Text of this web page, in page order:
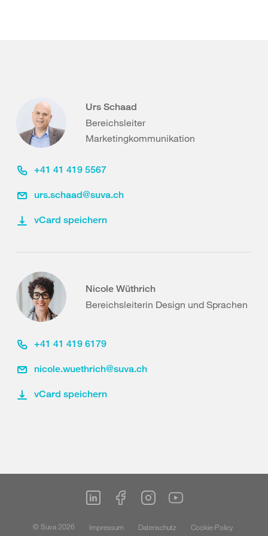
Urs Schaad
Bereichsleiter
Marketingkommunikation
+41 41 419 5567
urs.schaad@suva.ch
vCard speichern
Nicole Wüthrich
Bereichsleiterin Design und Sprachen
+41 41 419 6179
nicole.wuethrich@suva.ch
vCard speichern
© Suva 2026 Impressum Datenschutz Cookie-Policy